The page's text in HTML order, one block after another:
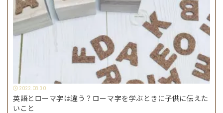
2022.08.30
英語とローマ字は違う？ローマ字を学ぶときに子供に伝えた
いこと